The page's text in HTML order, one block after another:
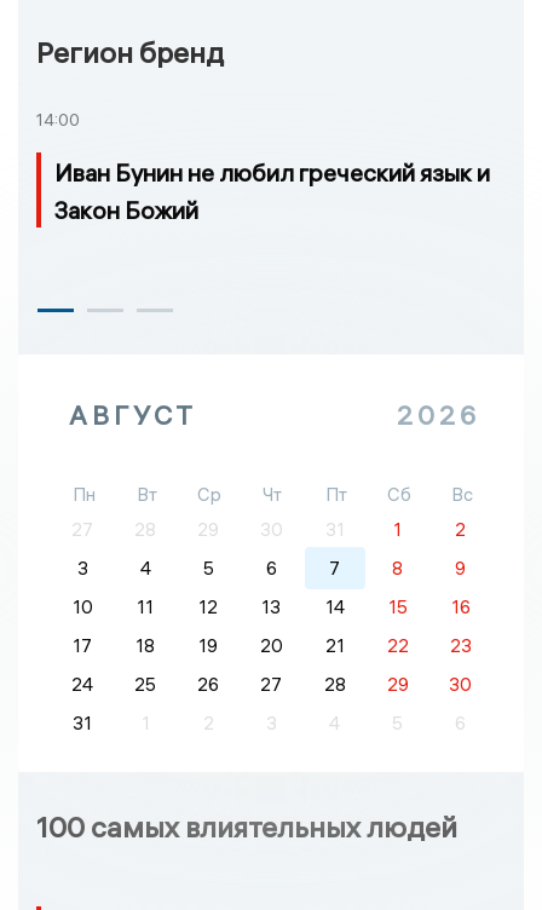
Регион бренд
14:00
Иван Бунин не любил греческий язык и
Закон Божий
АВГУСТ 2026
Пн Вт Ср Чт Пт Сб
Вс
27
28 29 30 31 1
2
3
4 5 6 7 8
9
10
11 12 13 14 15
16
17
18 19 20 21 22
23
24
25 26 27 28 29
30
31
1 2 3 4 5 6
100 самых влиятельных людей